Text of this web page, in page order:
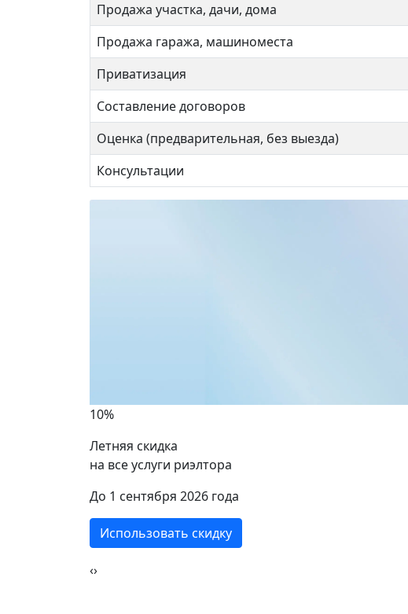
Продажа участка, дачи, дома
Продажа гаража, машиноместа
Приватизация
Составление договоров
Оценка (предварительная, без выезда)
Консультации
10%
Летняя скидка
на все услуги риэлтора
До 1 сентября 2026 года
Использовать скидку
‹›